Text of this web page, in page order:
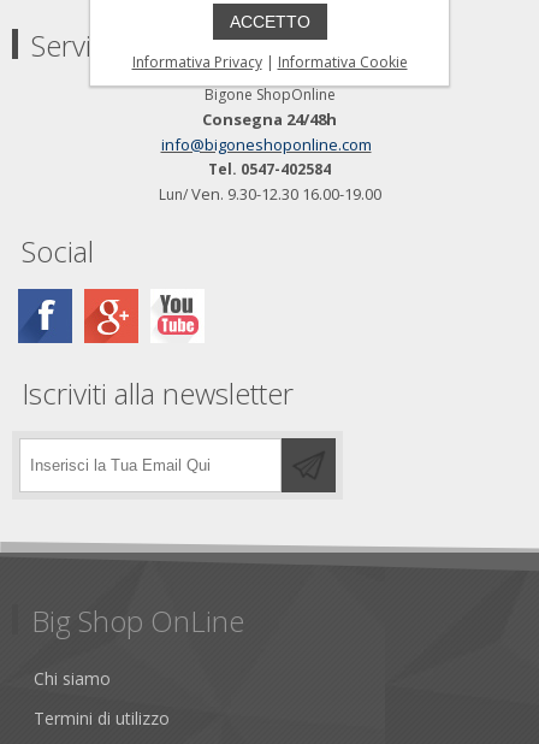
Servizio Clienti
Bigone ShopOnline
Consegna 24/48h
info@bigoneshoponline.com
Tel. 0547-402584
Lun/Ven. 9.30-12.30 16.00-19.00
Social
Iscriviti alla newsletter
Big Shop OnLine
Chi siamo
Termini di utilizzo
ACCETTO
Informativa Privacy| Informativa Cookie